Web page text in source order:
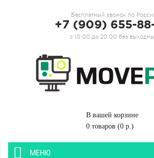
Бесплатный звонок по
+7 (909) 655-
с 10:00 до 20:00 без
В вашей корзине
0 товаров (0 р.)
МЕНЮ